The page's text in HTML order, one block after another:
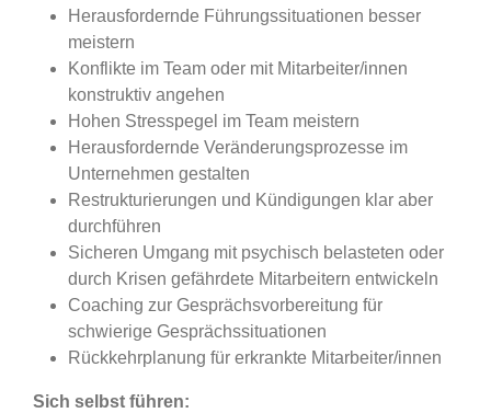
Herausfordernde Führungssituationen besser
meistern
Konflikte im Team oder mit Mitarbeiter/innen
konstruktiv angehen
Hohen Stresspegel im Team meistern
Herausfordernde Veränderungsprozesse im
Unternehmen gestalten
Restrukturierungen und Kündigungen klar aber
durchführen
Sicheren Umgang mit psychisch belasteten oder
durch Krisen gefährdete Mitarbeitern entwickeln
Coaching zur Gesprächsvorbereitung für
schwierige Gesprächssituationen
Rückkehrplanung für erkrankte Mitarbeiter/innen
Sich selbst führen: